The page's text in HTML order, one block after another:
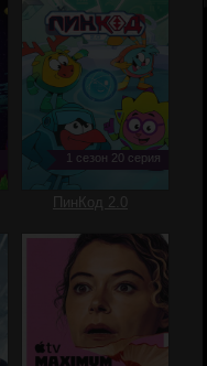
1 сезон 20 серия
ПинКод 2.0